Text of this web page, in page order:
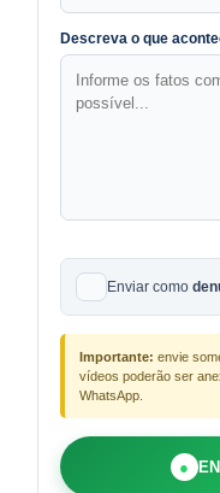
Descreva o que
Enviar como
Importante: envie
vídeos poderão ser
WhatsApp.
●